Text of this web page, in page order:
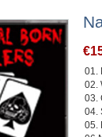
01.
02.
03.
04.
05.